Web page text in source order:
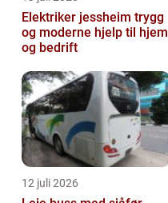
Elektriker jessheim trygg
og moderne hjelp til hjem
og bedrift
12 juli 2026